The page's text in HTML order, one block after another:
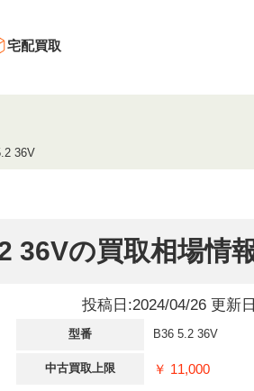
宅配買取
36V
36Vの買取相場情
投稿日:2024/04/26 更新
型番 B36 5.2 36V
中古買取上限 ￥ 11,000